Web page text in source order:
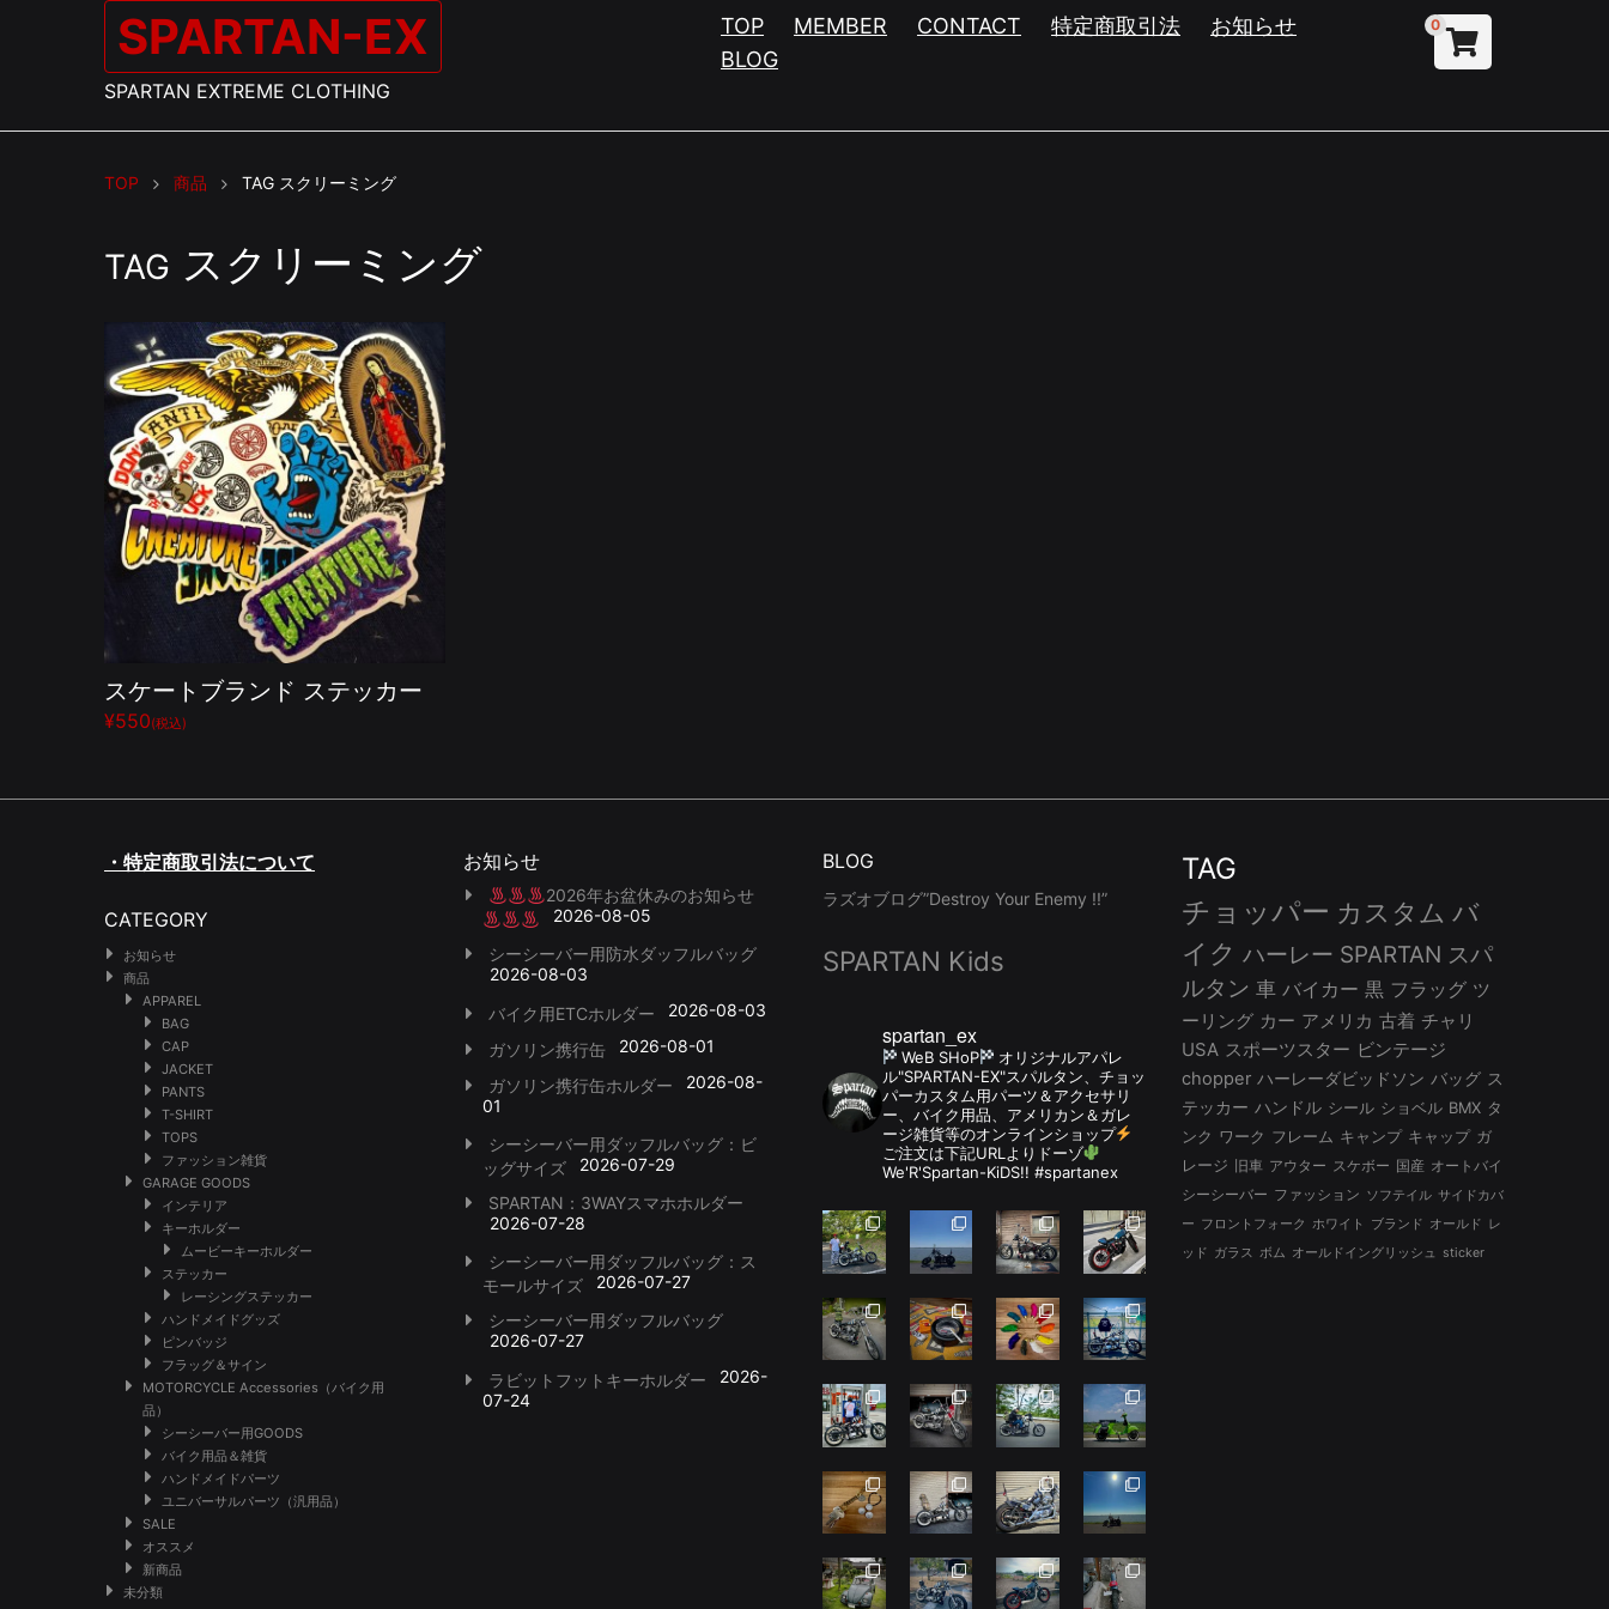
SPARTAN-EX
SPARTAN EXTREME CLOTHING
0
TOP MEMBER CONTACT 特定商取引法
お知らせ
BLOG
TOP 商品 TAG スクリーミング
TAG スクリーミング
スケートブランド ステッカー
¥550(税込)
・特定商取引法について
CATEGORY
お知らせ
商品
APPAREL
BAG
CAP
JACKET
PANTS
T-SHIRT
TOPS
ファッション雑貨
GARAGE GOODS
インテリア
キーホルダー
ムービーキーホルダー
ステッカー
レーシングステッカー
ハンドメイドグッズ
ピンバッジ
フラッグ＆サイン
MOTORCYCLE Accessories（バイク用
品）
シーシーバー用GOODS
バイク用品＆雑貨
ハンドメイドパーツ
ユニバーサルパーツ（汎用品）
SALE
オススメ
新商品
未分類
お知らせ
2026年お盆休みのお知らせ
2026-08-05
シーシーバー用防水ダッフルバッグ
2026-08-03
バイク用ETCホルダー
2026-08-03
ガソリン携行缶
2026-08-01
ガソリン携行缶ホルダー
2026-08-
01
シーシーバー用ダッフルバッグ：ビ
ッグサイズ
2026-07-29
SPARTAN：3WAYスマホホルダー
2026-07-28
シーシーバー用ダッフルバッグ：ス
モールサイズ
2026-07-27
シーシーバー用ダッフルバッグ
2026-07-27
ラビットフットキーホルダー
2026-
07-24
BLOG
ラズオブログ”Destroy Your Enemy !!”
SPARTAN Kids
spartan_ex
WeB SHoP
オリジナルアパレ
ル"SPARTAN-EX"スパルタン、チョッ
パーカスタム用パーツ＆アクセサリ
ー、バイク用品、アメリカン＆ガレ
ージ雑貨等のオンラインショップ
ご注文は下記URLよりドーゾ
We'R'Spartan-KiDS!! #spartanex
TAG
チョッパー カスタム バ
イク ハーレー SPARTAN スパ
ルタン 車 バイカー 黒 フラッグ ツ
ーリング カー アメリカ 古着 チャリ
USA スポーツスター ビンテージ
chopper ハーレーダビッドソン バッグ ス
テッカー ハンドル シール ショベル BMX タ
ンク ワーク フレーム キャンプ キャップ ガ
レージ
旧車 アウター スケボー 国産 オートバイ
シーシーバー ファッション ソフテイル サイドカバ
ー フロントフォーク ホワイト ブランド オールド レ
ッド ガラス ボム オールドイングリッシュ sticker